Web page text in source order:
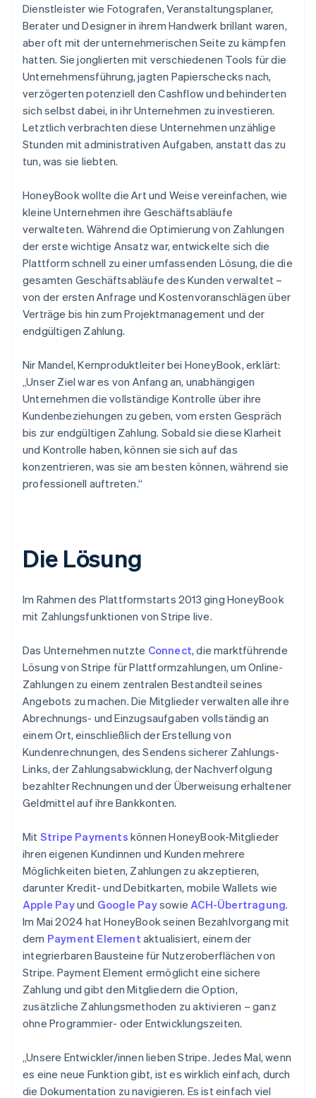
Dienstleister wie Fotografen, Veranstaltungsplaner,
Berater und Designer in ihrem Handwerk brillant waren,
aber oft mit der unternehmerischen Seite zu kämpfen
hatten. Sie jonglierten mit verschiedenen Tools für die
Unternehmensführung, jagten Papierschecks nach,
verzögerten potenziell den Cashflow und behinderten
sich selbst dabei, in ihr Unternehmen zu investieren.
Letztlich verbrachten diese Unternehmen unzählige
Stunden mit administrativen Aufgaben, anstatt das zu
tun, was sie liebten.
HoneyBook wollte die Art und Weise vereinfachen, wie
kleine Unternehmen ihre Geschäftsabläufe
verwalteten. Während die Optimierung von Zahlungen
der erste wichtige Ansatz war, entwickelte sich die
Plattform schnell zu einer umfassenden Lösung, die die
gesamten Geschäftsabläufe des Kunden verwaltet –
von der ersten Anfrage und Kostenvoranschlägen über
Verträge bis hin zum Projektmanagement und der
endgültigen Zahlung.
Nir Mandel, Kernproduktleiter bei HoneyBook, erklärt:
„Unser Ziel war es von Anfang an, unabhängigen
Unternehmen die vollständige Kontrolle über ihre
Kundenbeziehungen zu geben, vom ersten Gespräch
bis zur endgültigen Zahlung. Sobald sie diese Klarheit
und Kontrolle haben, können sie sich auf das
konzentrieren, was sie am besten können, während sie
professionell auftreten.“
Die Lösung
Im Rahmen des Plattformstarts 2013 ging HoneyBook
mit Zahlungsfunktionen von Stripe live.
Das Unternehmen nutzte Connect, die marktführende
Lösung von Stripe für Plattformzahlungen, um Online-
Zahlungen zu einem zentralen Bestandteil seines
Angebots zu machen. Die Mitglieder verwalten alle ihre
Abrechnungs- und Einzugsaufgaben vollständig an
einem Ort, einschließlich der Erstellung von
Kundenrechnungen, des Sendens sicherer Zahlungs-
Links, der Zahlungsabwicklung, der Nachverfolgung
bezahlter Rechnungen und der Überweisung erhaltener
Geldmittel auf ihre Bankkonten.
Mit Stripe Payments können HoneyBook-Mitglieder
ihren eigenen Kundinnen und Kunden mehrere
Möglichkeiten bieten, Zahlungen zu akzeptieren,
darunter Kredit- und Debitkarten, mobile Wallets wie
Apple Payund Google Paysowie ACH-Übertragung.
Im Mai 2024 hat HoneyBook seinen Bezahlvorgang mit
dem Payment Element aktualisiert, einem der
integrierbaren Bausteine für Nutzeroberflächen von
Stripe. Payment Element ermöglicht eine sichere
Zahlung und gibt den Mitgliedern die Option,
zusätzliche Zahlungsmethoden zu aktivieren – ganz
ohne Programmier- oder Entwicklungszeiten.
„Unsere Entwickler/innen lieben Stripe. Jedes Mal, wenn
es eine neue Funktion gibt, ist es wirklich einfach, durch
die Dokumentation zu navigieren. Es ist einfach viel